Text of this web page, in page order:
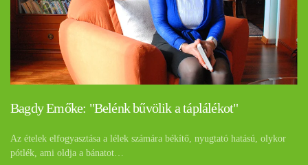
Bagdy Emőke: "Belénk bűvölik a táplálékot"
Az ételek elfogyasztása a lélek számára békítő, nyugtató hatású, olykor
pótlék, ami oldja a bánatot…